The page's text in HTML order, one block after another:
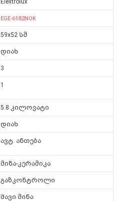
EGE-6182NOK
59x52 სმ
დიახ
3
1
5.8 კილოვატი
დიახ
ავტ. ანთება
მინა-კერამიკა
გაზკონტროლი
შავი მინა